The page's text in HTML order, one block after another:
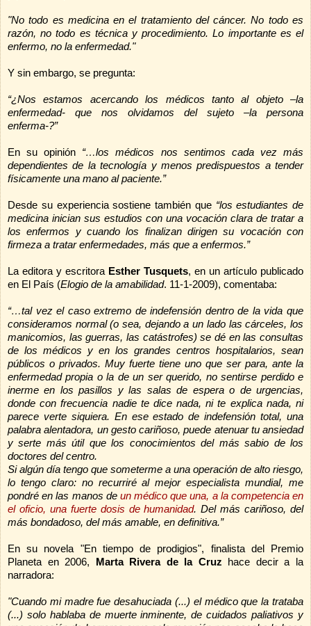
"No todo es medicina en el tratamiento del cáncer. No todo es
razón, no todo es técnica y procedimiento. Lo importante es el
enfermo, no la enfermedad."
Y sin embargo, se pregunta:
“¿Nos estamos acercando los médicos tanto al objeto –la
enfermedad- que nos olvidamos del sujeto –la persona
enferma-?”
En su opinión “…los médicos nos sentimos cada vez más
dependientes de la tecnología y menos predispuestos a tender
físicamente una mano al paciente.”
Desde su experiencia sostiene también que “los estudiantes de
medicina inician sus estudios con una vocación clara de tratar a
los enfermos y cuando los finalizan dirigen su vocación con
firmeza a tratar enfermedades, más que a enfermos.”
La editora y escritora Esther Tusquets, en un artículo publicado
en El País (Elogio de la amabilidad. 11-1-2009), comentaba:
“…tal vez el caso extremo de indefensión dentro de la vida que
consideramos normal (o sea, dejando a un lado las cárceles, los
manicomios, las guerras, las catástrofes) se dé en las consultas
de los médicos y en los grandes centros hospitalarios, sean
públicos o privados. Muy fuerte tiene uno que ser para, ante la
enfermedad propia o la de un ser querido, no sentirse perdido e
inerme en los pasillos y las salas de espera o de urgencias,
donde con frecuencia nadie te dice nada, ni te explica nada, ni
parece verte siquiera. En ese estado de indefensión total, una
palabra alentadora, un gesto cariñoso, puede atenuar tu ansiedad
y serte más útil que los conocimientos del más sabio de los
doctores del centro.
Si algún día tengo que someterme a una operación de alto riesgo,
lo tengo claro: no recurriré al mejor especialista mundial, me
pondré en las manos de un médico que una, a la competencia en
el oficio, una fuerte dosis de humanidad. Del más cariñoso, del
más bondadoso, del más amable, en definitiva.”
En su novela "En tiempo de prodigios", finalista del Premio
Planeta en 2006,
Marta Rivera de la Cruz hace decir a la
narradora:
"Cuando mi madre fue desahuciada (...) el médico que la trataba
(...) solo hablaba de muerte inminente, de cuidados paliativos y